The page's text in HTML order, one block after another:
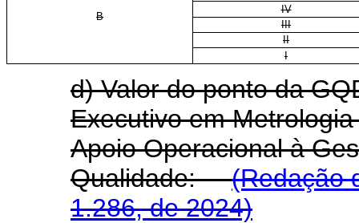
B
IV
III
II
I
d) Valor do ponto da
Executivo em
Apoio Operacional à
Qualidade:(Redação
1.286, de 2024)